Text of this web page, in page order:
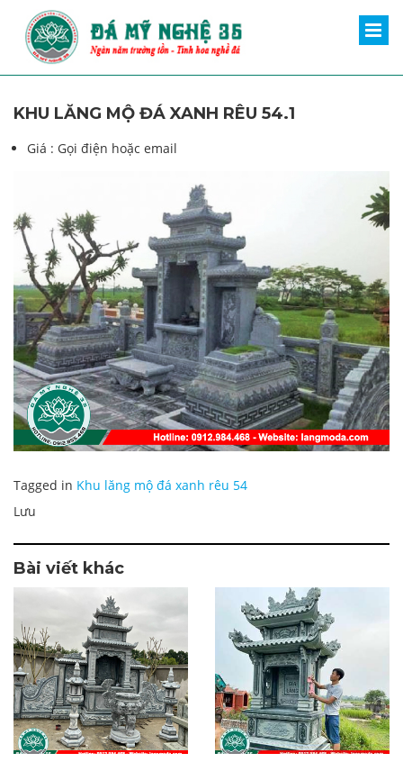
KHU LĂNG MỘ ĐÁ XANH RÊU 54.1
Giá : Gọi điện hoặc email
Tagged in Khu lăng mộ đá xanh rêu 54
Lưu
Bài viết khác